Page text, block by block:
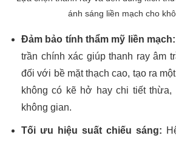
ánh sáng liền mạch cho
Đảm bảo tính thẩm mỹ liền mạch:
trần chính xác giúp thanh ray âm
đối với bề mặt thạch cao, tạo ra
không có kẽ hở hay chi tiết thừa,
không gian.
Tối ưu hiệu suất chiếu sáng: